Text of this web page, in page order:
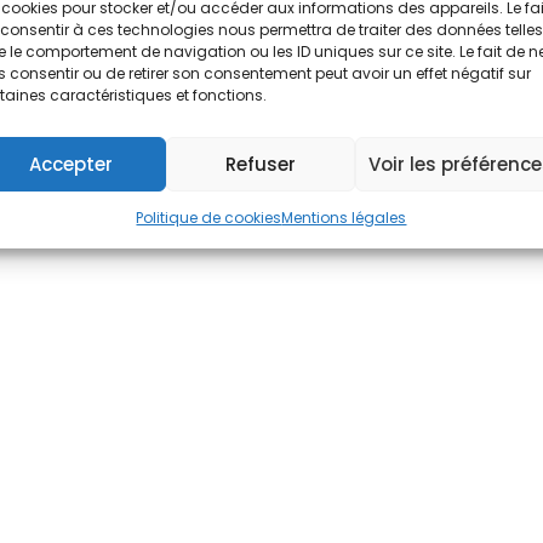
pour stocker et/ou accéder aux informations des appareils. Le
à ces technologies nous permettra de traiter des données telles
le comportement de navigation ou les ID uniques sur ce site. Le fait de
consentir ou de retirer son consentement peut avoir un effet négatif sur
caractéristiques et fonctions.
Accepter Refuser Voir les
Politique de cookiesMentions légales